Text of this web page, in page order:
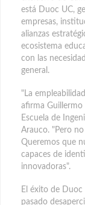
está Duoc UC,
empresas,
alianzas
ecosistema
con las
general.
"La
afirma Guillermo
Escuela de
Arauco. "Pero
Queremos que
capaces de
innovadoras".
El éxito de
pasado